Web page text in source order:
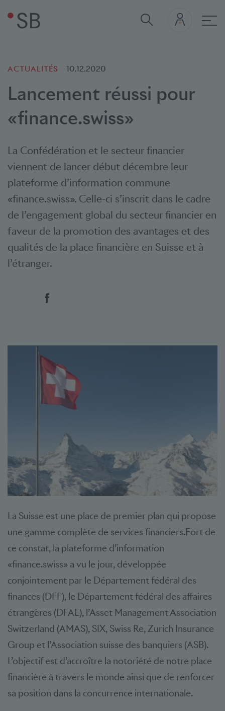
ACTUALITÉS 10.12.2020
Lancement réussi pour
«finance.swiss»
La Confédération et le secteur financier
viennent de lancer début décembre leur
plateforme d’information commune
«finance.swiss». Celle-ci s’inscrit dans le cadre
de l’engagement global du secteur financier en
faveur de la promotion des avantages et des
qualités de la place financière en Suisse et à
l’étranger.
Social Bookmarks
La Suisse est une place de premier plan qui propose
une gamme complète de services financiers.Fort de
ce constat, la plateforme d’information
«finance.swiss» a vu le jour, développée
conjointement par le Département fédéral des
finances (DFF), le Département fédéral des affaires
étrangères (DFAE), l’Asset Management Association
Switzerland (AMAS), SIX, Swiss Re, Zurich Insurance
Group et l’Association suisse des banquiers (ASB).
L’objectif est d’accroître la notoriété de notre place
financière à travers le monde ainsi que de renforcer
sa position dans la concurrence internationale.